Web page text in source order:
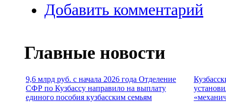
Добавить комментарий
Главные новости
9,6 млрд руб. с начала 2026 года Отделение
СФР по Кузбассу направило на выплату
единого пособия кузбасским семьям